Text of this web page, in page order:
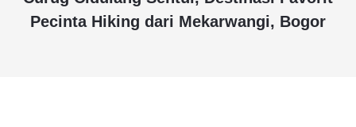
Pecinta Hiking dari Mekarwangi, Bogor